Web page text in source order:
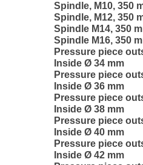
Spindle, M10, 350
Spindle, M12, 350
Spindle M14, 350
Spindle M16, 350
Pressure piece
Inside Ø 34 mm
Pressure piece
Inside Ø 36 mm
Pressure piece
Inside Ø 38 mm
Pressure piece
Inside Ø 40 mm
Pressure piece
Inside Ø 42 mm